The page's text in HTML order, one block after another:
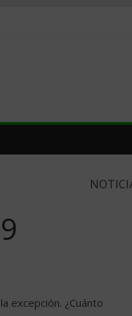
excepción. ¿Cuánto